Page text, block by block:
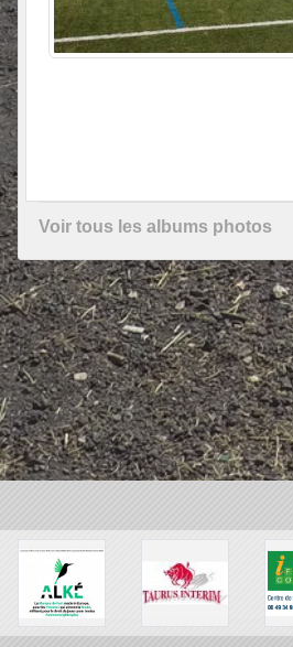
Voir tous les albums photos